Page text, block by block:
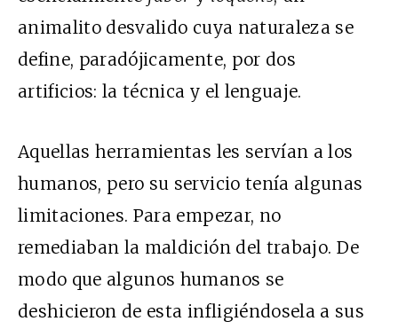
animalito desvalido cuya naturaleza se
define, paradójicamente, por dos
artificios: la técnica y el lenguaje.
Aquellas herramientas les servían a los
humanos, pero su servicio tenía algunas
limitaciones. Para empezar, no
remediaban la maldición del trabajo. De
modo que algunos humanos se
deshicieron de esta infligiéndosela a sus